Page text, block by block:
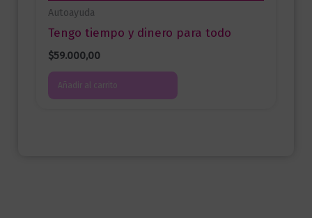
Autoayuda
Tengo tiempo y dinero para todo
$59.000,00
Añadir al carrito